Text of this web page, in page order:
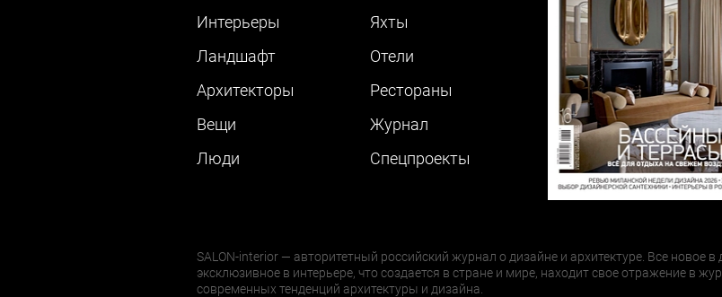
Интерьеры
Ландшафт
Архитекторы
Вещи
Люди
Яхты
Отели
Рестораны
Журнал
Cпецпроекты
SALON-interior — авторитетный российский журнал о дизайне и архитектуре. Все новое в
эксклюзивное в интерьере, что создается в стране и мире, находит свое отражение в
современных тенденций архитектуры и дизайна.